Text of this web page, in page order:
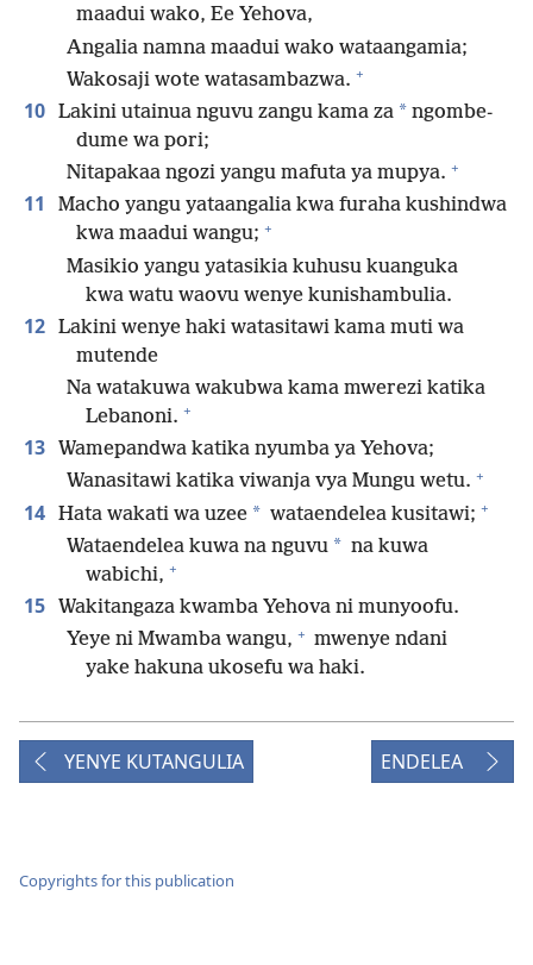
maadui wako, Ee Yehova,
Angalia namna maadui wako wataangamia;
Wakosaji wote watasambazwa. +
10 Lakini utainua nguvu zangu kama za * ngombe-
dume wa pori;
Nitapakaa ngozi yangu mafuta ya mupya. +
11
Macho yangu yataangalia kwa furaha kushindwa
kwa maadui wangu; +
Masikio yangu yatasikia kuhusu kuanguka
kwa watu waovu wenye kunishambulia.
12 Lakini wenye haki watasitawi kama muti wa
mutende
Na watakuwa wakubwa kama mwerezi katika
Lebanoni. +
13 Wamepandwa katika nyumba ya Yehova;
Wanasitawi katika viwanja vya Mungu wetu. +
14 Hata wakati wa uzee * wataendelea kusitawi; +
Wataendelea kuwa na nguvu * na kuwa
wabichi, +
15 Wakitangaza kwamba Yehova ni munyoofu.
Yeye ni Mwamba wangu, + mwenye ndani
yake hakuna ukosefu wa haki.
YENYE KUTANGULIA ENDELEA
Copyrights for this publication